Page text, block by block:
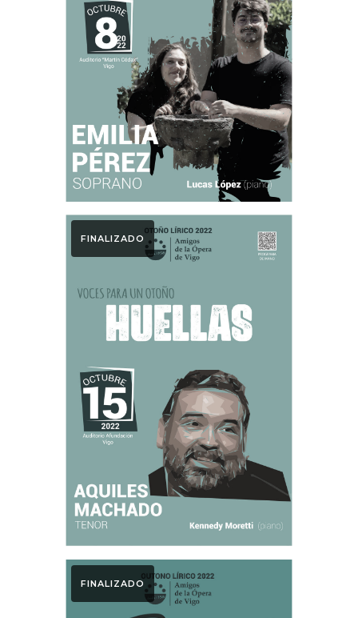
Novas Voces.
Otoño Lírico 2022
Otoño Lírico
Huellas. Otoño
Lírico 2022
FINALIZADO
FINALIZADO